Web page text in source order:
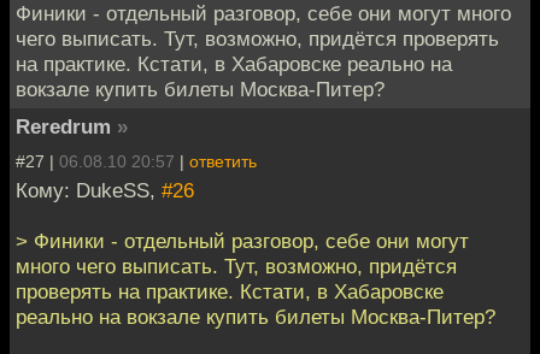
Финики - отдельный разговор, себе они могут много
чего выписать. Тут, возможно, придётся проверять
на практике. Кстати, в Хабаровске реально на
вокзале купить билеты Москва-Питер?
Reredrum »
#27 | 06.08.10 20:57 | ответить
Кому: DukeSS, #26
> Финики - отдельный разговор, себе они могут
много чего выписать. Тут, возможно, придётся
проверять на практике. Кстати, в Хабаровске
реально на вокзале купить билеты Москва-Питер?